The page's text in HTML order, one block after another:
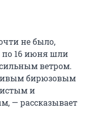
не было,
по 16 июня шли
ветром.
бирюзовым
и
— рассказывает